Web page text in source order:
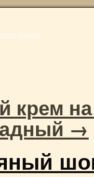
света
крем
→